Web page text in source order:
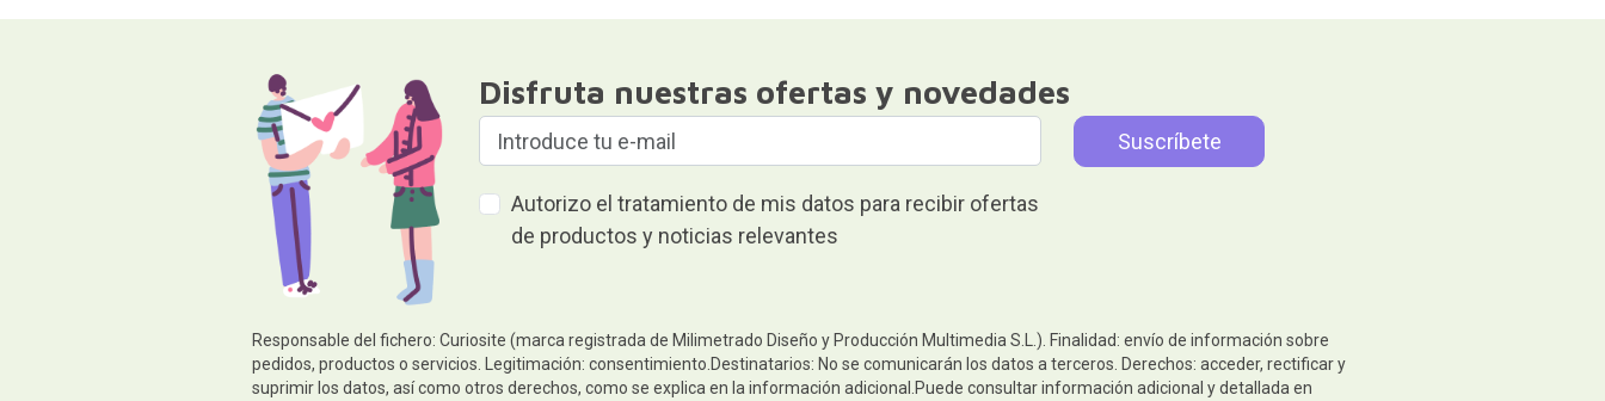
Disfruta nuestras ofertas y novedades
Autorizo el tratamiento de mis datos para recibir ofertas
de productos y noticias relevantes
Responsable del fichero: Curiosite (marca registrada de Milimetrado Diseño y Producción Multimedia S.L.). Finalidad: envío de información sobre
pedidos, productos o servicios. Legitimación: consentimiento.Destinatarios: No se comunicarán los datos a terceros. Derechos: acceder, rectificar y
suprimir los datos, así como otros derechos, como se explica en la información adicional.Puede consultar información adicional y detallada en